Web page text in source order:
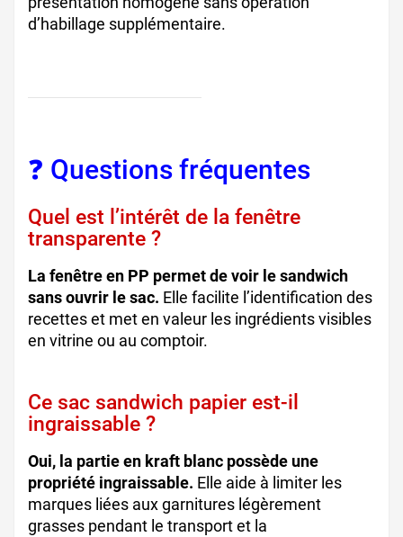
d’habillage supplémentaire.
❓ Questions fréquentes
Quel est l’intérêt de la fenêtre
transparente ?
La fenêtre en PP permet de voir le sandwich
sans ouvrir le sac. Elle facilite l’identification des
recettes et met en valeur les ingrédients visibles
en vitrine ou au comptoir.
Ce sac sandwich papier est-il
ingraissable ?
Oui, la partie en kraft blanc possède une
propriété ingraissable. Elle aide à limiter les
marques liées aux garnitures légèrement
grasses pendant le transport et la